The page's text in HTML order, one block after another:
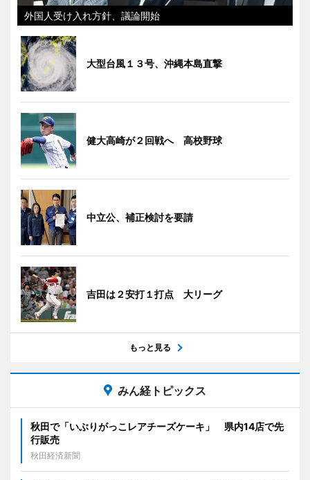
外国人受け入れ方針、議論開始
大型台風１３号、沖縄本島直撃
健大高崎が２回戦へ 高校野球
中立公、補正検討を要請
吉田は２安打１打点 大リーグ
もっと見る
みん経トピックス
秋田で「いぶりがっこレアチーズケーキ」 県内14店で先
行販売
秋田経済新聞